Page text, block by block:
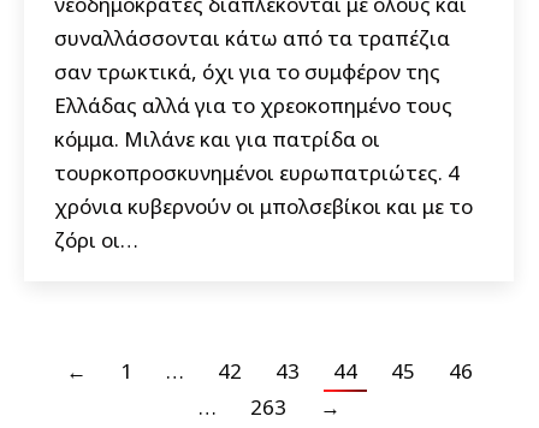
συναλλάσσονται κάτω από τα τραπέζια
σαν τρωκτικά, όχι για το συμφέρον της
Ελλάδας αλλά για το χρεοκοπημένο τους
κόμμα. Μιλάνε και για πατρίδα οι
τουρκοπροσκυνημένοι ευρωπατριώτες. 4
χρόνια κυβερνούν οι μπολσεβίκοι και με το
ζόρι οι…
← 1 … 42 43 44 45
46
…
263 →